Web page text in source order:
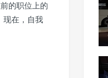
的职位上的
现在，自我